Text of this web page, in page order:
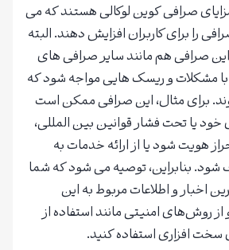
صرافی کوین لوکالی هستند که می
را برای کاربران افزایش دهند. البته
صرافی هم مانند سایر صرافی های
مشکلات و ریسک هایی مواجه شود که
برای مثال، این صرافی ممکن است
یا تحت فشار قوانین بین المللی،
هویت شود یا از ارائه خدمات به
شود. بنابراین، توصیه می شود که شما
اخبار و اطلاعات مربوط به این
روش‌های امنیتی مانند استفاده از